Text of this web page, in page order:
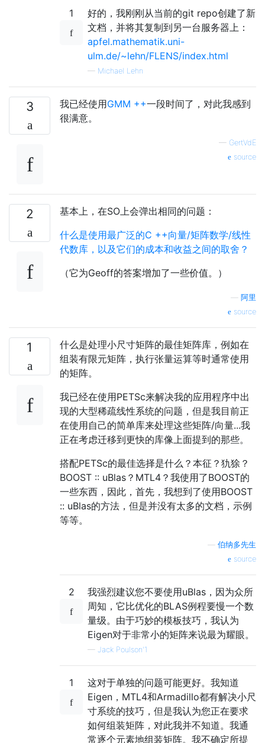
1
好的，我刚刚从当前的git repo创建了新
文档，并将其复制到另一台服务器上：
apfel.mathematik.uni-
ulm.de/~lehn/FLENS/index.html
— Michael Lehn
3 我已经使用GMM ++一段时间了，对此我感到
很满意。
— GertVdE
source
2
基本上，在SO上会弹出相同的问题：
什么是使用最广泛的C ++向量/矩阵数学/线性
代数库，以及它们的成本和收益之间的取舍？
（它为Geoff的答案增加了一些价值。）
阿里
source
1
什么是处理小尺寸矩阵的最佳矩阵库，例如在
组装有限元矩阵，执行张量运算等时通常使用
的矩阵。
我已经在使用PETSc来解决我的应用程序中出
现的大型稀疏线性系统的问题，但是我目前正
在使用自己的简单库来处理这些矩阵/向量...我
正在考虑迁移到更快的库像上面提到的那些。
搭配PETSc的最佳选择是什么？本征？犰狳？
BOOST :: uBlas？MTL4？我使用了BOOST的
一些东西，因此，首先，我想到了使用BOOST
:: uBlas的方法，但是并没有太多的文档，示例
等等。
伯纳多先生
source
2
我强烈建议您不要使用uBlas，因为众所
周知，它比优化的BLAS例程要慢一个数
量级。由于巧妙的模板技巧，我认为
Eigen对于非常小的矩阵来说最为耀眼。
— Jack Poulson'1
1
这对于单独的问题可能更好。我知道
Eigen，MTL4和Armadillo都有解决小尺
寸系统的技巧，但是我认为您正在要求
如何组装矩阵，对此我并不知道。我通
常逐个元素地组装矩阵。我不确定所提